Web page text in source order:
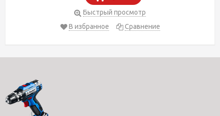
Быстрый просмотр
В избранное
Сравнение